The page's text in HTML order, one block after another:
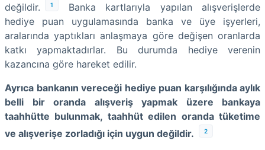
değildir.
1
Banka kartlarıyla yapılan alışverişlerde
hediye puan uygulamasında banka ve üye işyerleri,
aralarında yaptıkları anlaşmaya göre değişen oranlarda
katkı yapmaktadırlar. Bu durumda hediye verenin
kazancına göre hareket edilir.
Ayrıca bankanın vereceği hediye puan karşılığında aylık
belli bir oranda alışveriş yapmak üzere bankaya
taahhütte bulunmak, taahhüt edilen oranda tüketime
ve alışverişe zorladığı için uygun değildir.
2